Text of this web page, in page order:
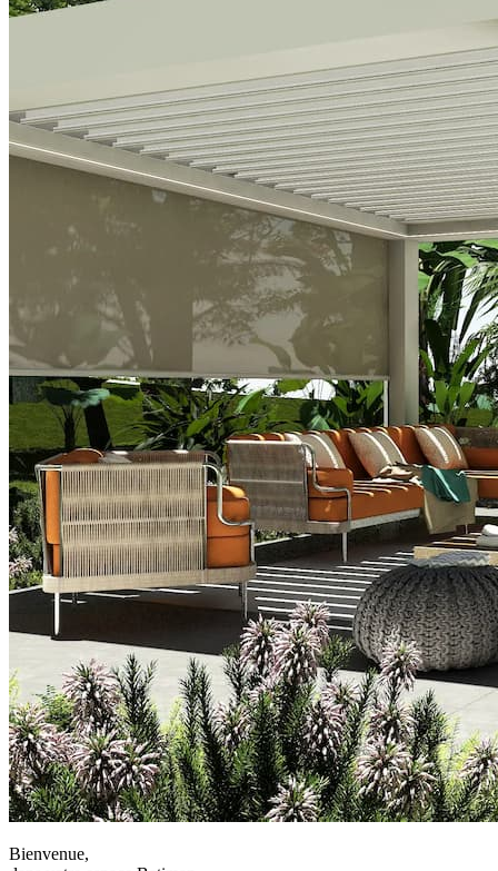
Bienvenue,